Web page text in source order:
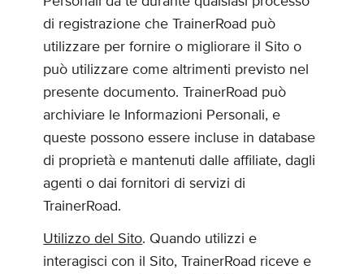
di registrazione che TrainerRoad può
utilizzare per fornire o migliorare il Sito o
può utilizzare come altrimenti previsto nel
presente documento. TrainerRoad può
archiviare le Informazioni Personali, e
queste possono essere incluse in database
di proprietà e mantenuti dalle affiliate, dagli
agenti o dai fornitori di servizi di
TrainerRoad.
Utilizzo del Sito. Quando utilizzi e
interagisci con il Sito, TrainerRoad riceve e